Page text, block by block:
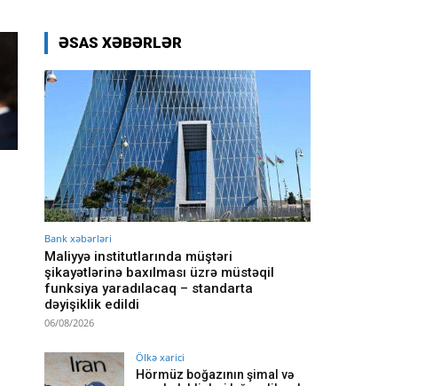
ƏSAS XƏBƏRLƏR
Bank xəbərləri
Maliyyə institutlarında müştəri
şikayətlərinə baxılması üzrə müstəqil
funksiya yaradılacaq – standarta
dəyişiklik edildi
06/08/2026
Ölkə xarici
Hörmüz boğazının şimal və